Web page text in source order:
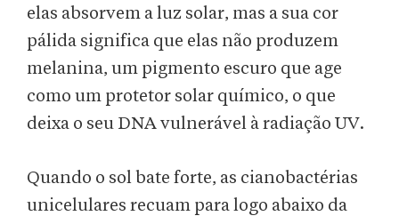
elas absorvem a luz solar, mas a sua cor
pálida significa que elas não produzem
melanina, um pigmento escuro que age
como um protetor solar químico, o que
deixa o seu DNA vulnerável à radiação UV.
Quando o sol bate forte, as cianobactérias
unicelulares recuam para logo abaixo da